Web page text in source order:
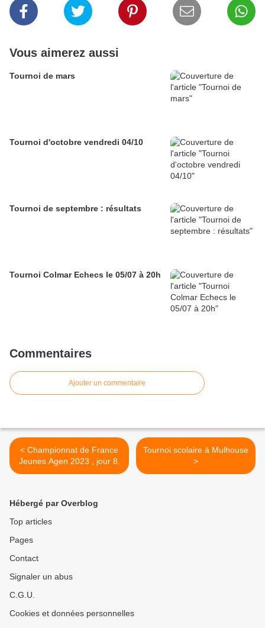
Vous aimerez aussi
Tournoi de mars
Tournoi d'octobre vendredi 04/10
Tournoi de septembre : résultats
Tournoi Colmar Echecs le 05/07 à 20h
Commentaires
Ajouter un commentaire
< Championnat de France
Jeunes Agen 2023 , jour 8.
Tournoi scolaire à Mulhouse
>
Hébergé par Overblog
Top articles
Pages
Contact
Signaler un abus
C.G.U.
Cookies et données personnelles